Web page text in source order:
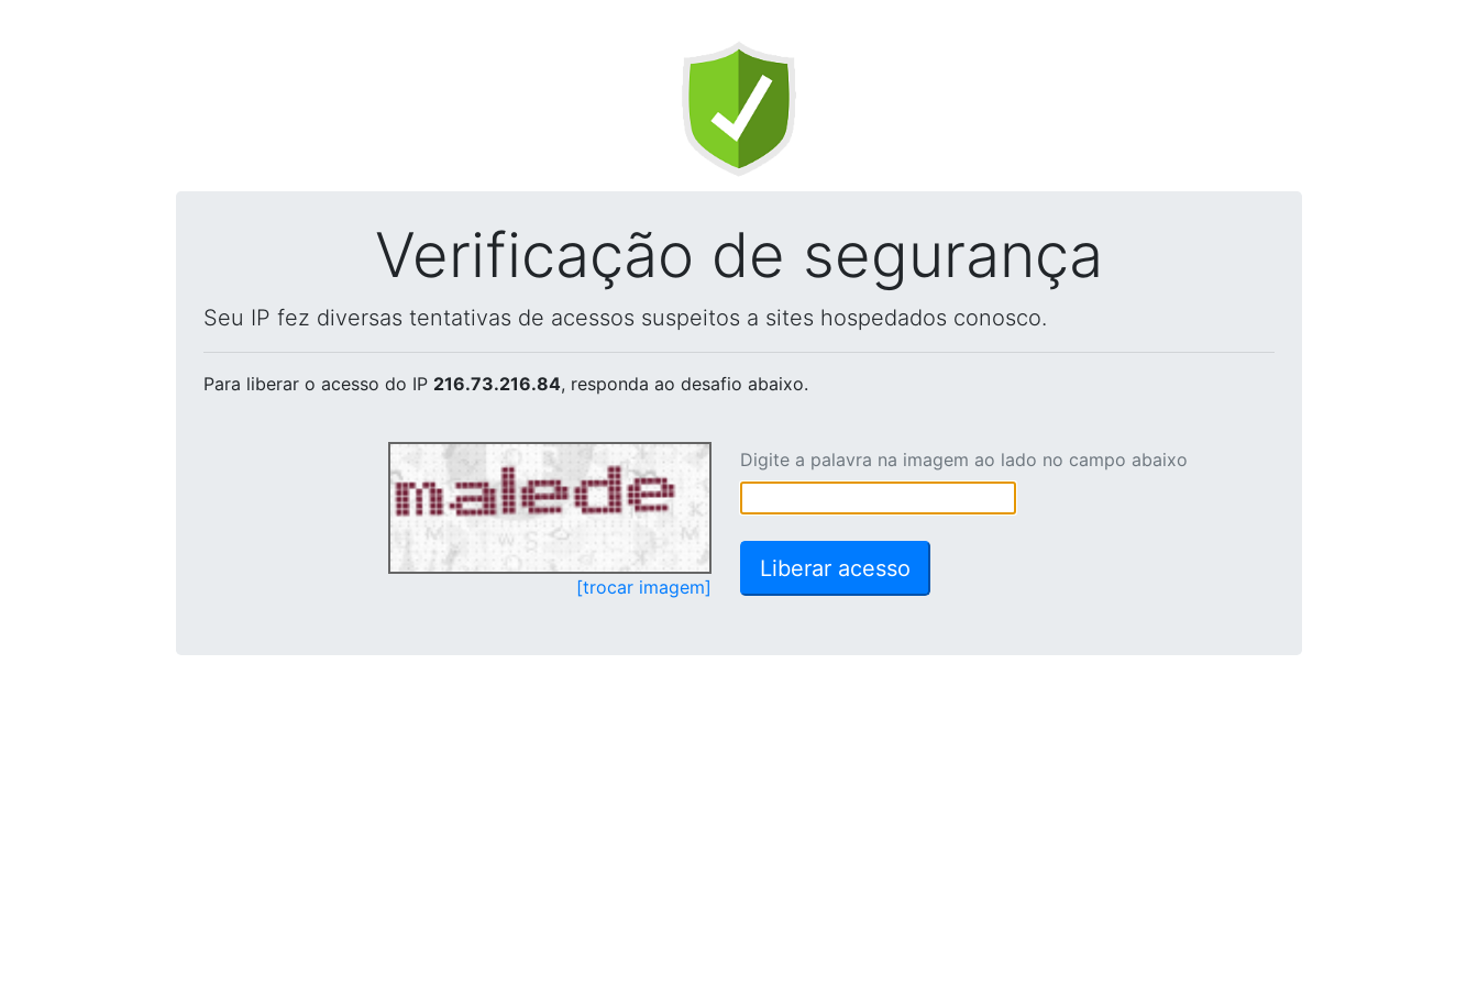
Verificação de segurança
Seu IP fez diversas tentativas de acessos suspeitos a sites hospedados conosco.
Para liberar o acesso do IP 216.73.216.84, responda ao desafio abaixo.
[trocar imagem]
Digite a palavra na imagem ao lado no campo abaixo